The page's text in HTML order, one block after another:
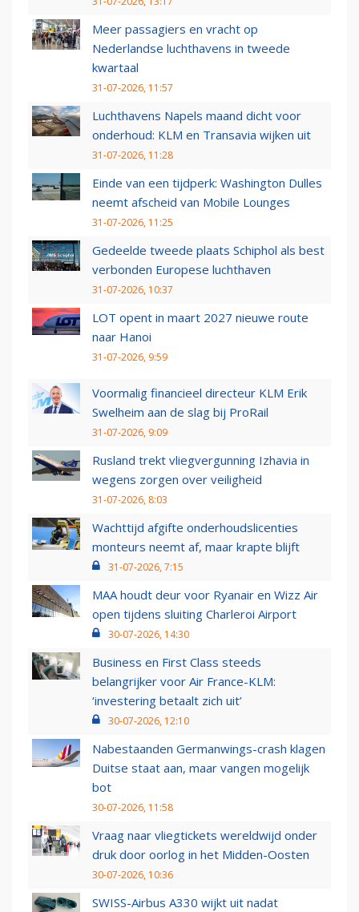
Meer passagiers en vracht op
Nederlandse luchthavens in tweede
kwartaal
31-07-2026, 11:57
Luchthavens Napels maand dicht voor
onderhoud: KLM en Transavia wijken uit
31-07-2026, 11:28
Einde van een tijdperk: Washington Dulles
neemt afscheid van Mobile Lounges
31-07-2026, 11:25
Gedeelde tweede plaats Schiphol als best
verbonden Europese luchthaven
31-07-2026, 10:37
LOT opent in maart 2027 nieuwe route
naar Hanoi
31-07-2026, 9:59
Voormalig financieel directeur KLM Erik
Swelheim aan de slag bij ProRail
31-07-2026, 9:09
Rusland trekt vliegvergunning Izhavia in
wegens zorgen over veiligheid
31-07-2026, 8:03
Wachttijd afgifte onderhoudslicenties
monteurs neemt af, maar krapte blijft
31-07-2026, 7:15
MAA houdt deur voor Ryanair en Wizz Air
open tijdens sluiting Charleroi Airport
30-07-2026, 14:30
Business en First Class steeds
belangrijker voor Air France-KLM:
‘investering betaalt zich uit’
30-07-2026, 12:10
Nabestaanden Germanwings-crash klagen
Duitse staat aan, maar vangen mogelijk
bot
30-07-2026, 11:58
Vraag naar vliegtickets wereldwijd onder
druk door oorlog in het Midden-Oosten
30-07-2026, 10:36
SWISS-Airbus A330 wijkt uit nadat